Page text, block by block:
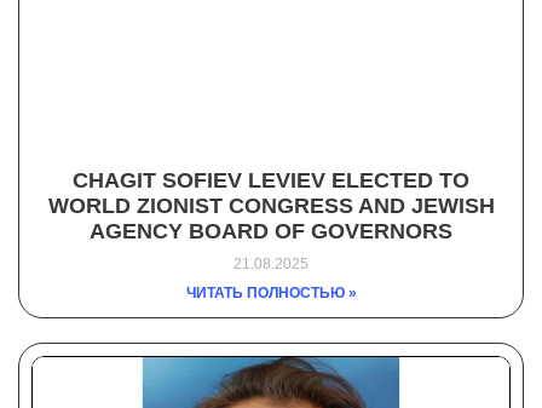
CHAGIT SOFIEV LEVIEV ELECTED TO
WORLD ZIONIST CONGRESS AND JEWISH
AGENCY BOARD OF GOVERNORS
21.08.2025
ЧИТАТЬ ПОЛНОСТЬЮ »